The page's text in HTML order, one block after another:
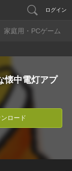
ログイン
家庭用・PCゲーム
懐中電灯アプ
ロード